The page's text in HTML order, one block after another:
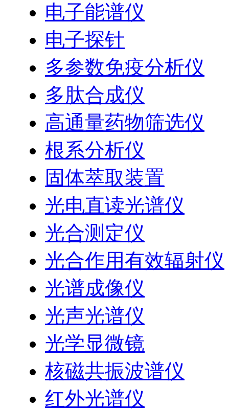
电子能谱仪
电子探针
多参数免疫分析仪
多肽合成仪
高通量药物筛选仪
根系分析仪
固体萃取装置
光电直读光谱仪
光合测定仪
光合作用有效辐射仪
光谱成像仪
光声光谱仪
光学显微镜
核磁共振波谱仪
红外光谱仪